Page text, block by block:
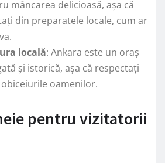
mâncarea delicioasă, așa că
din preparatele locale, cum ar
locală: Ankara este un oraș
și istorică, așa că respectați
oamenilor.
pentru vizitatorii